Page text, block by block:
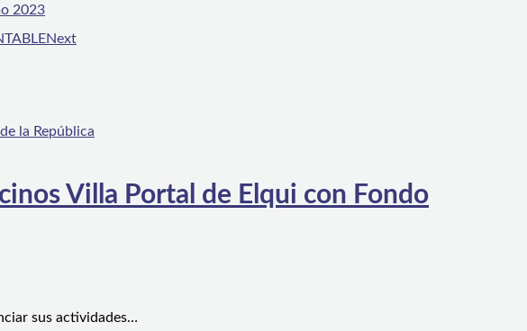
2023
Next
Villa Portal de Elqui con Fondo
sus actividades…